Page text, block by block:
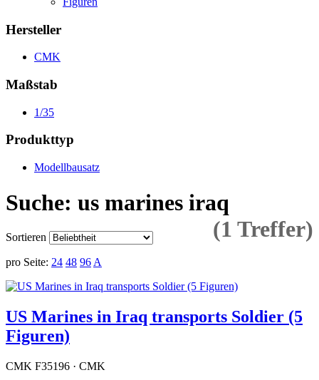
Hersteller
CMK
Maßstab
1/35
Produkttyp
Modellbausatz
Suche: us marines iraq
(1 Treffer)
Sortieren
pro Seite: 24 48 96 A
US Marines in Iraq transports Soldier (5
Figuren)
CMK F35196 · CMK